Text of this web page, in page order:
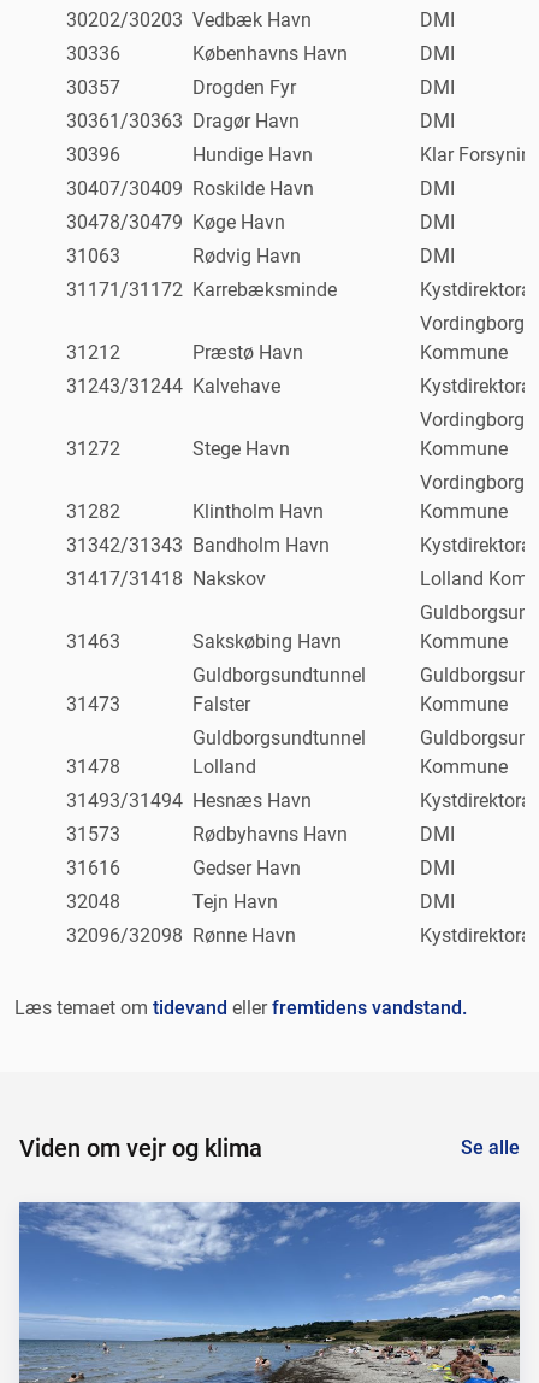
30202/30203 Vedbæk Havn
DMI
30336
Københavns Havn
DMI
30357
Drogden Fyr
DMI
30361/30363 Dragør Havn
DMI
30396
Hundige Havn
Klar
30407/30409 Roskilde Havn
DMI
30478/30479 Køge Havn
DMI
31063
Rødvig Havn
DMI
31171/31172 Karrebæksminde
31212 Præstø Havn
Vordingborg
Kommune
31243/31244 Kalvehave
31272 Stege Havn
Vordingborg
Kommune
31282 Klintholm Havn
Vordingborg
Kommune
31342/31343 Bandholm Havn
31417/31418 Nakskov Lolland
31463 Sakskøbing Havn
Guldborgsund
Kommune
31473
Guldborgsundtunnel
Falster
Guldborgsund
Kommune
31478
Guldborgsundtunnel
Lolland
Guldborgsund
Kommune
31493/31494 Hesnæs Havn
31573
Rødbyhavns Havn
DMI
31616
Gedser Havn
DMI
32048
Tejn Havn
DMI
32096/32098 Rønne Havn
Læs temaet om tidevand ellerfremtidens vandstand.
Viden om vejr og klima Se alle